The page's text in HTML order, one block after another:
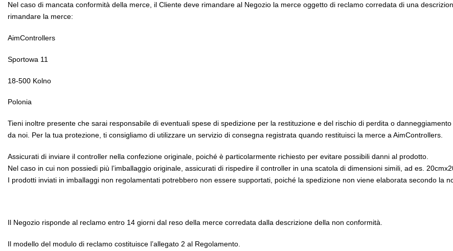
Nel caso di mancata conformità della merce, il Cliente deve rimandare al Negozio la merce oggetto di reclamo corredata di una
rimandare la merce:
AimControllers
Sportowa 11
18-500 Kolno
Polonia
Tieni inoltre presente che sarai responsabile di eventuali spese di spedizione per la restituzione e del rischio di perdita o
da noi. Per la tua protezione, ti consigliamo di utilizzare un servizio di consegna registrata quando restituisci la merce a AimControllers.
Assicurati di inviare il controller nella confezione originale, poiché è particolarmente richiesto per evitare possibili danni al prodotto.
Nel caso in cui non possiedi più l’imballaggio originale, assicurati di rispedire il controller in una scatola di dimensioni simili, ad es.
I prodotti inviati in imballaggi non regolamentati potrebbero non essere supportati, poiché la spedizione non viene elaborata secondo la
Il Negozio risponde al reclamo entro 14 giorni dal reso della merce corredata dalla descrizione della non conformità.
Il modello del modulo di reclamo costituisce l’allegato 2 al Regolamento.